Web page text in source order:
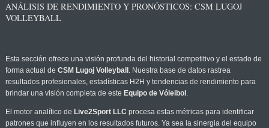
ANÁLISIS DE RENDIMIENTO Y PRONÓSTICOS: CSM LUGOJ
VOLLEYBALL
Esta sección ofrece una visión profunda del historial competitivo y el estado de
forma actual de CSM Lugoj Volleyball . Nuestra base de datos rastrea
resultados profesionales, estadísticas H2H y tendencias de rendimiento para
brindar una visión completa de este Equipo de Vóleibol .
El motor analítico de Live2Sport LLC procesa estas métricas para identificar
patrones que influyen en los resultados futuros. Ya sea la sinergia del equipo